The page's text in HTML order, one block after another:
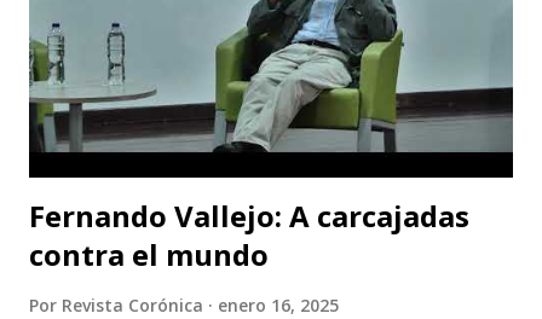
participantes les hacen una cordial invitación al público
capitalino y a los espectadores del arte y la cultura en la
ciudad (y fuera de ella) para que asistan a la tercera versión
de este festival internacional de teatro que este año les ...
Fernando Vallejo: A carcajadas
contra el mundo
Por Revista Corónica enero 16, 2025